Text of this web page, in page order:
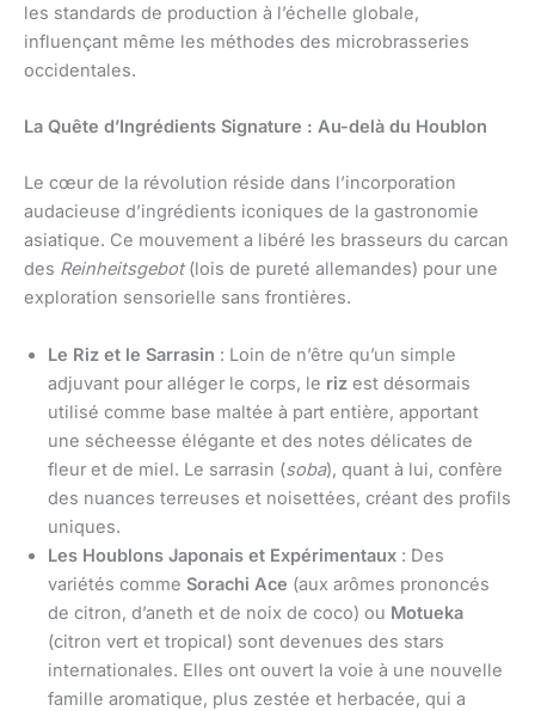
les standards de production à l’échelle globale,
influençant même les méthodes des microbrasseries
occidentales.
La Quête d’Ingrédients Signature : Au-delà du Houblon
Le cœur de la révolution réside dans l’incorporation
audacieuse d’ingrédients iconiques de la gastronomie
asiatique. Ce mouvement a libéré les brasseurs du carcan
des Reinheitsgebot(lois de pureté allemandes) pour une
exploration sensorielle sans frontières.
Le Riz et le Sarrasin : Loin de n’être qu’un simple
adjuvant pour alléger le corps, le riz est désormais
utilisé comme base maltée à part entière, apportant
une sécheesse élégante et des notes délicates de
fleur et de miel. Le sarrasin (soba), quant à lui, confère
des nuances terreuses et noisettées, créant des profils
uniques.
Les Houblons Japonais et Expérimentaux : Des
variétés comme Sorachi Ace (aux arômes prononcés
de citron, d’aneth et de noix de coco) ou Motueka
(citron vert et tropical) sont devenues des stars
internationales. Elles ont ouvert la voie à une nouvelle
famille aromatique, plus zestée et herbacée, qui a